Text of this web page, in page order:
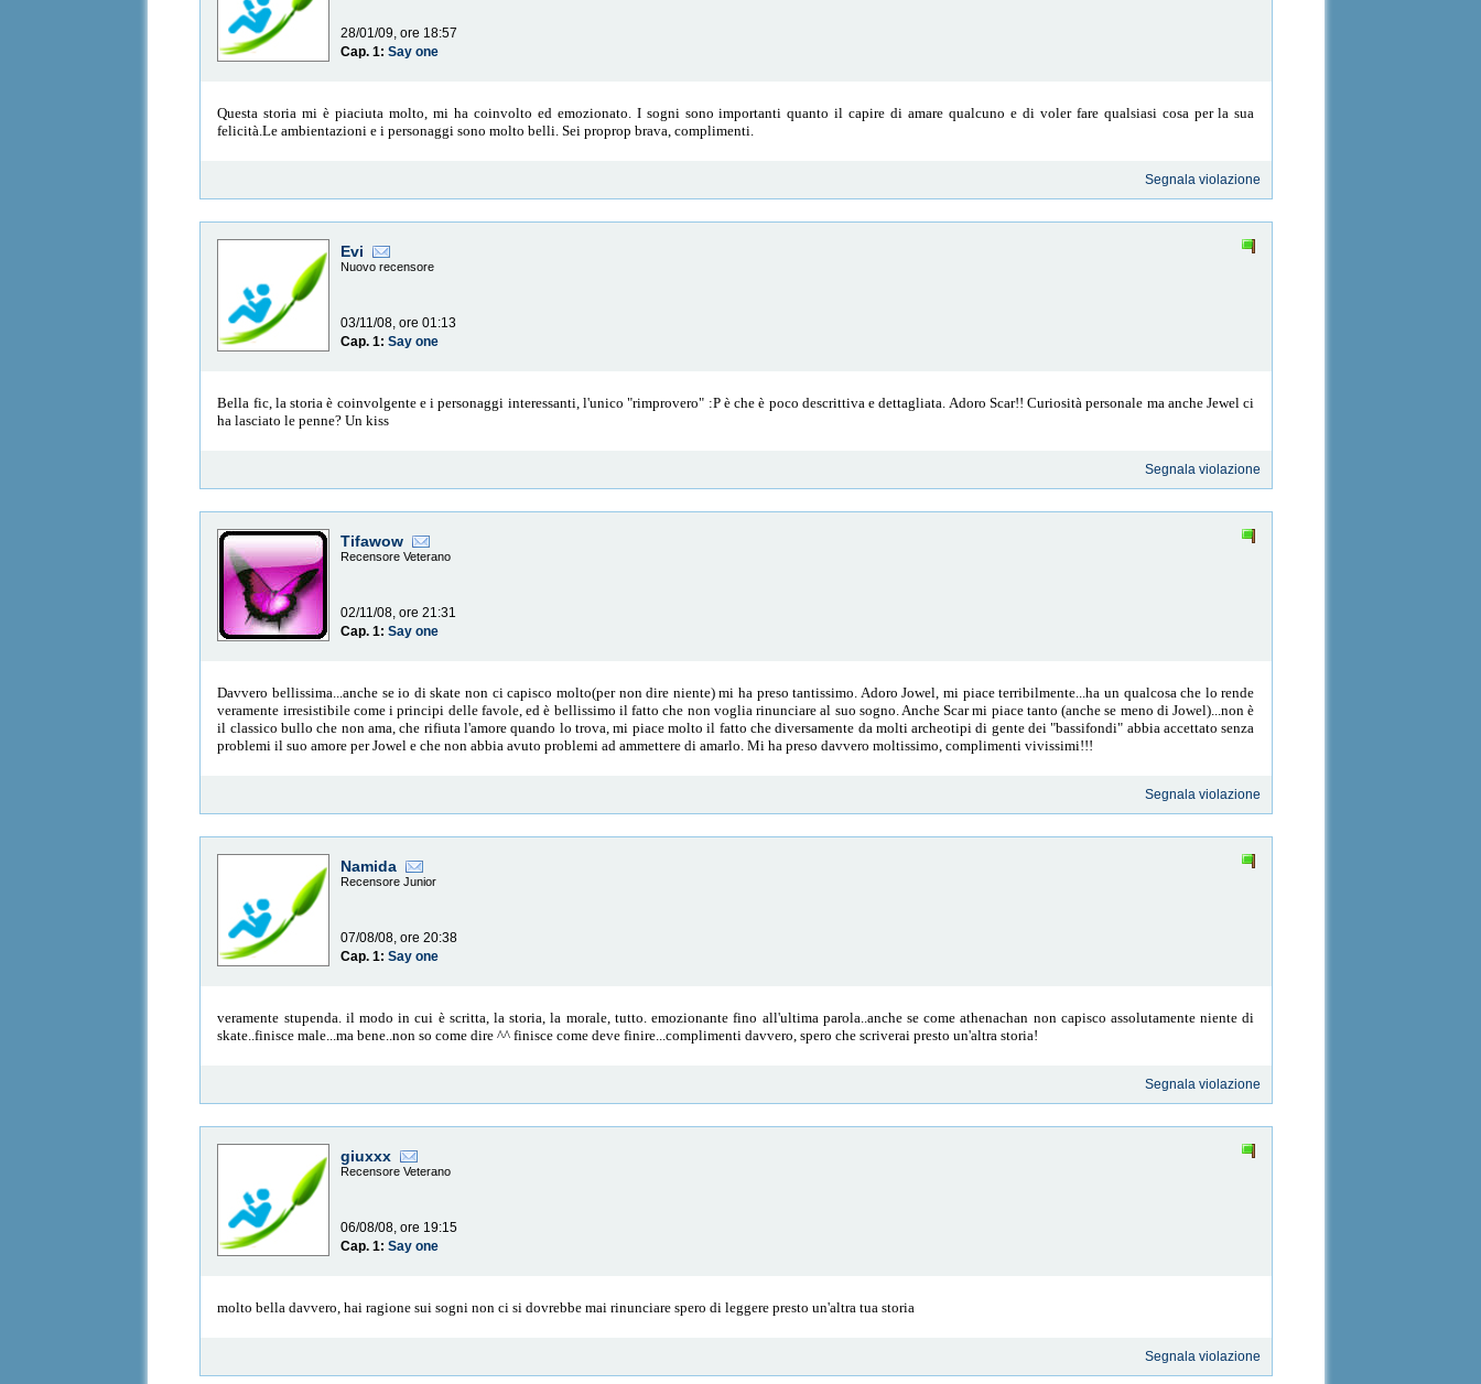
28/01/09, ore 18:57
Cap. 1:Say one
Questa storia mi è piaciuta molto, mi ha coinvolto ed emozionato. I sogni sono importanti quanto il capire di amare qualcuno e di voler fare qualsiasi cosa per la sua
felicità.Le ambientazioni e i personaggi sono molto belli. Sei proprop brava, complimenti.
Segnala violazione
Evi
Nuovo recensore
03/11/08, ore 01:13
Cap. 1:Say one
Bella fic, la storia è coinvolgente e i personaggi interessanti, l'unico "rimprovero" :P è che è poco descrittiva e dettagliata. Adoro Scar!! Curiosità personale ma anche Jewel ci
ha lasciato le penne? Un kiss
Segnala violazione
Tifawow
Recensore Veterano
02/11/08, ore 21:31
Cap. 1:Say one
Davvero bellissima...anche se io di skate non ci capisco molto(per non dire niente) mi ha preso tantissimo. Adoro Jowel, mi piace terribilmente...ha un qualcosa che lo rende
veramente irresistibile come i principi delle favole, ed è bellissimo il fatto che non voglia rinunciare al suo sogno. Anche Scar mi piace tanto (anche se meno di Jowel)...non è
il classico bullo che non ama, che rifiuta l'amore quando lo trova, mi piace molto il fatto che diversamente da molti archeotipi di gente dei "bassifondi" abbia accettato senza
problemi il suo amore per Jowel e che non abbia avuto problemi ad ammettere di amarlo. Mi ha preso davvero moltissimo, complimenti vivissimi!!!
Segnala violazione
Namida
Recensore Junior
07/08/08, ore 20:38
Cap. 1:Say one
veramente stupenda. il modo in cui è scritta, la storia, la morale, tutto. emozionante fino all'ultima parola..anche se come athenachan non capisco assolutamente niente di
skate..finisce male...ma bene..non so come dire ^^ finisce come deve finire...complimenti davvero, spero che scriverai presto un'altra storia!
Segnala violazione
giuxxx
Recensore Veterano
06/08/08, ore 19:15
Cap. 1:Say one
molto bella davvero, hai ragione sui sogni non ci si dovrebbe mai rinunciare spero di leggere presto un'altra tua storia
Segnala violazione